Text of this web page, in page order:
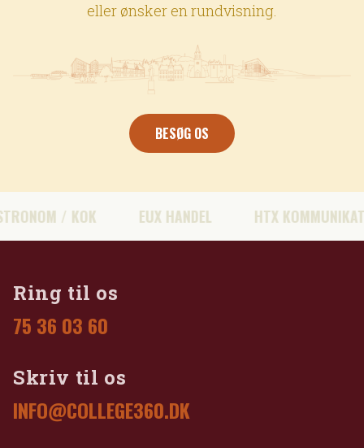
eller ønsker en rundvisning.
BESØG OS
/ KOK EUX HANDEL HTX KOMMUNIKATION
Ring til os
75 36 03 60
Skriv til os
INFO@COLLEGE360.DK